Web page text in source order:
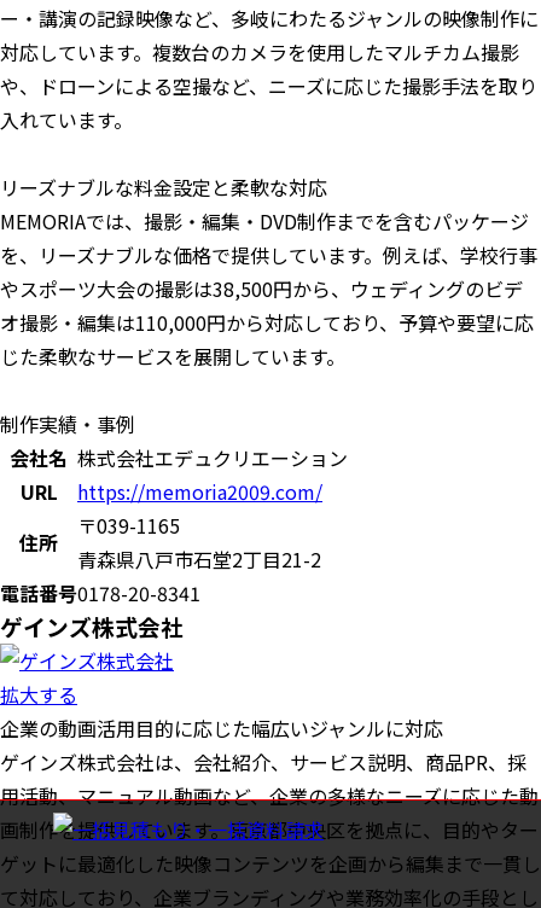
ー・講演の記録映像など、多岐にわたるジャンルの映像制作に
対応しています。複数台のカメラを使用したマルチカム撮影
や、ドローンによる空撮など、ニーズに応じた撮影手法を取り
入れています。
リーズナブルな料金設定と柔軟な対応
MEMORIAでは、撮影・編集・DVD制作までを含むパッケージ
を、リーズナブルな価格で提供しています。例えば、学校行事
やスポーツ大会の撮影は38,500円から、ウェディングのビデ
オ撮影・編集は110,000円から対応しており、予算や要望に応
じた柔軟なサービスを展開しています。
制作実績・事例
会社名 株式会社エデュクリエーション
URL
https://memoria2009.com/
住所
〒039-1165
青森県八戸市石堂2丁目21-2
電話番号0178-20-8341
ゲインズ株式会社
拡大する
企業の動画活用目的に応じた幅広いジャンルに対応
ゲインズ株式会社は、会社紹介、サービス説明、商品PR、採
用活動、マニュアル動画など、企業の多様なニーズに応じた動
画制作を提供しています。東京都中央区を拠点に、目的やター
ゲットに最適化した映像コンテンツを企画から編集まで一貫し
て対応しており、企業ブランディングや業務効率化の手段とし